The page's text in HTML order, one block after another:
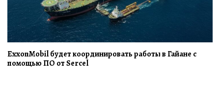
ExxonMobil будет координировать работы в Гайане с
помощью ПО от Sercel